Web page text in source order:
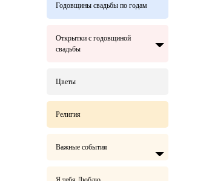
Годовщины свадьбы по годам
Открытки с годовщиной
свадьбы
Цветы
Религия
Важные события